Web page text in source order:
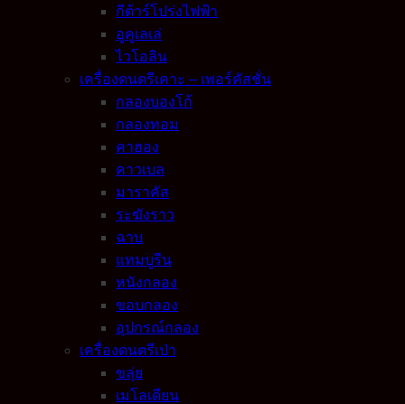
กีต้าร์โปร่งไฟฟ้า
อูคูเลเล่
ไวโอลิน
เครื่องดนตรีเคาะ – เพอร์คัสชั่น
กลองบองโก้
กลองทอม
คาฮอง
คาวเบล
มาราคัส
ระฆังราว
ฉาบ
แทมบูรีน
หนังกลอง
ขอบกลอง
อุปกรณ์กลอง
เครื่องดนตรีเป่า
ขลุ่ย
เมโลเดียน